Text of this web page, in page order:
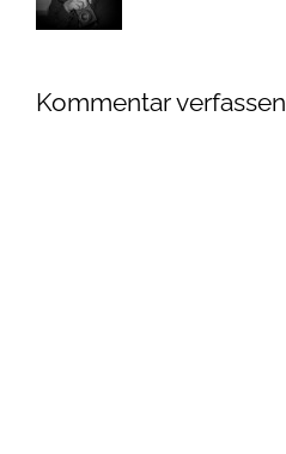
Kommentar verfassen